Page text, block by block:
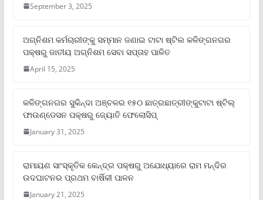
September 3, 2025
ଅଗ୍ନିଶମ କର୍ମଚାରୀଙ୍କୁ ସମ୍ମାନ ଜଣାଇ ଟାଟା ଷ୍ଟିଲ କଳିଙ୍ଗନଗର
ପକ୍ଷରୁ ଜାତୀୟ ଅଗ୍ନିଶମ ସେବା ସପ୍ତାହ ପାଳିତ
April 15, 2025
କଳିଙ୍ଗନଗର ସୁକିନ୍ଦା ଅଞ୍ଚଳର ୧୫୦ ଛାତ୍ରଛାତ୍ରୀଙ୍କୁଟାଟା ଷ୍ଟିଲ୍
ଫାଉଣ୍ଡେସନ ପକ୍ଷରୁ ଜ୍ୟୋତି ଫେଲୋସିପ୍‌
January 31, 2025
ରାମାୟଣ ସାଂସ୍କୃତିକ କେନ୍ଦ୍ର ପକ୍ଷରୁ ଅଯୋଧ୍ୟାରେ ରାମ ମନ୍ଦିର
ଉଦଘାଟନର ପ୍ରଥମ ବାର୍ଷିକୀ ପାଳନ
January 21, 2025